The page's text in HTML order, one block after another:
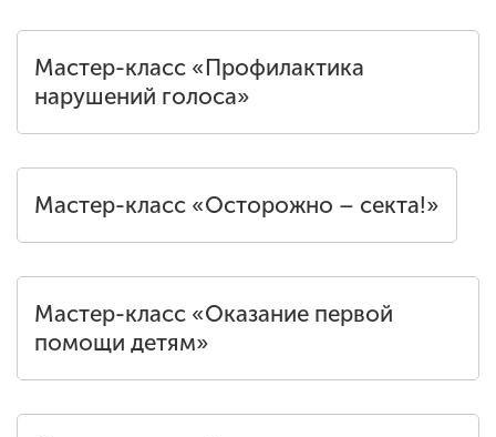
Мастер-класс «Профилактика
нарушений голоса»
Мастер-класс «Осторожно – секта!»
Мастер-класс «Оказание первой
помощи детям»